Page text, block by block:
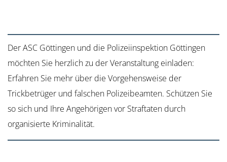
Der ASC Göttingen und die Polizeiinspektion Göttingen
möchten Sie herzlich zu der Veranstaltung einladen:
Erfahren Sie mehr über die Vorgehensweise der
Trickbetrüger und falschen Polizeibeamten. Schützen Sie
so sich und Ihre Angehörigen vor Straftaten durch
organisierte Kriminalität.